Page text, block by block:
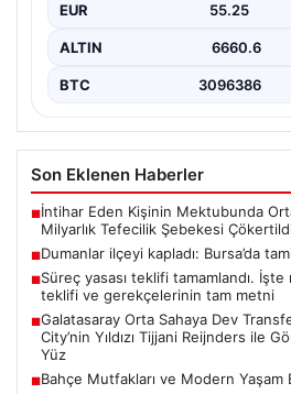
EUR 55.25
ALTIN 6660.6
BTC 3096386
Son Eklenen Haberler
■İntihar Eden Kişinin Mektubunda
Milyarlık Tefecilik Şebekesi
■Dumanlar ilçeyi kapladı: Bursa’da
■Süreç yasası teklifi tamamlandı.
teklifi ve gerekçelerinin tam metni
■Galatasaray Orta Sahaya Dev
City’nin Yıldızı Tijjani Reijnders ile
Yüz
■Bahçe Mutfakları ve Modern Yaşam